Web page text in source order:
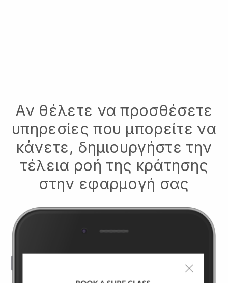
Αν θέλετε να προσθέσετε
υπηρεσίες που μπορείτε να
κάνετε, δημιουργήστε την
τέλεια ροή της κράτησης
στην εφαρμογή σας